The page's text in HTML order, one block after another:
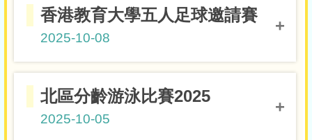
2015年組女子50米蝶泳
銅獎
5B李樂兒
第四名
香港教育大學五人足球邀請賽
2025-10-08
3B張凱婷
3B盧琦淇
北區分齡游泳比賽2025
2025-10-05